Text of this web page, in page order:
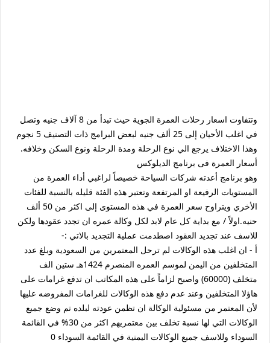
وتتفاوت اسعار رحلات العمرة الجوية حيث تبدأ من 8 آلاف جنيه وتصل
في اغلب الأحيان إلى 25 ألف جنيه لبعض البرامج ذات التصنيف 5 نجوم
وهذا الاختلاف يرجع الي نوع الرحلة ومدة الرحلة ونوع السكن وخلافه.
أسعار العمرة فى برنامج الديلوكس
وهو برنامج أعدته شركات السياحة خصيصاً لراغبي أداء العمرة من
المستويات الرفيعة او المرتفعة وتعتبر هذه الفئة قليله بالنسبة للفئات
الأخري ويتراوح سعر العمرة في هذه المستوى إلى اكثر من 50 ألف
حنيه.اولاً / مع بداية كل عام لابد لكل وكالة عمره ان تجدد عقودها ولكن
للاسف عند تجديد العقود اصطدمت عملية التجديد بالاتي :-
أ - ان اغلب هذه الوكالات لم ترحل المعتمرين من السعودية وبلغ عدد
المتخلفين من اليمن لموسم العمره المنصرم 1424هـ ستين الف
متخلف (60000) واصبح لزاماً على هذه المكاتب ان تدفع غرامات على
هاؤلا المتخلفين وعند عدم دفع هذه الوكالات للغرامات المفروضه عليها
لأن المعتمر من مسئولية الوكالة ان تظمن عودته لبلده تم وضع جميع
الوكالات التي لها نسبة تخلف بين معتمريهم اكثر من 30% في القائمة
السوداء وللاسف جميع الوكالات اليمنية في القائمة السوداء 0